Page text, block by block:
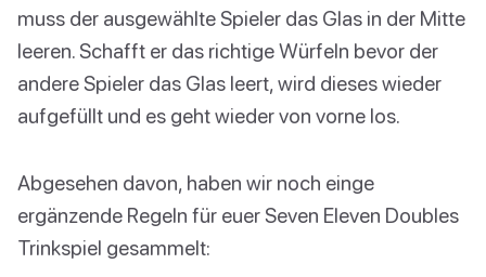
muss der ausgewählte Spieler das Glas in der Mitte
leeren. Schafft er das richtige Würfeln bevor der
andere Spieler das Glas leert, wird dieses wieder
aufgefüllt und es geht wieder von vorne los.
Abgesehen davon, haben wir noch einge
ergänzende Regeln für euer Seven Eleven Doubles
Trinkspiel gesammelt: